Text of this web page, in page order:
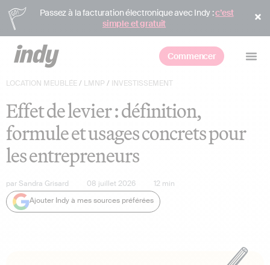
Passez à la facturation électronique avec Indy :c’est
simple et gratuit
Commencer
LOCATION MEUBLÉE/ LMNP / INVESTISSEMENT
Effet de levier : définition,
formule et usages concrets pour
les entrepreneurs
par Sandra Grisard 08 juillet 2026 12 min
Ajouter Indy à mes sources préférées